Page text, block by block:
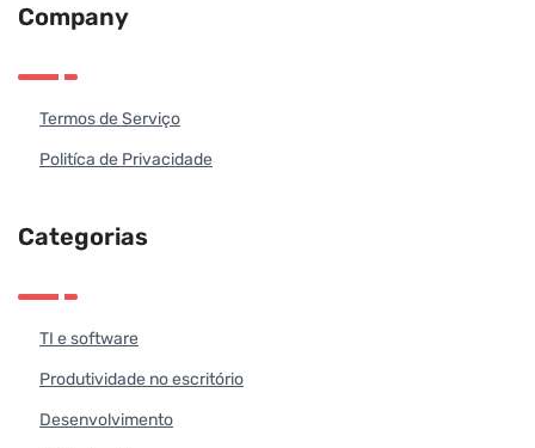
Company
Termos de Serviço
Politíca de Privacidade
Categorias
TI e software
Produtividade no escritório
Desenvolvimento